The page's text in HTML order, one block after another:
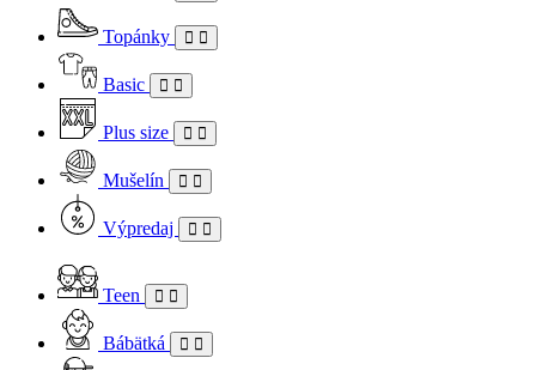
Topánky
Basic
Plus size
Mušelín
Výpredaj
Teen
Bábätká